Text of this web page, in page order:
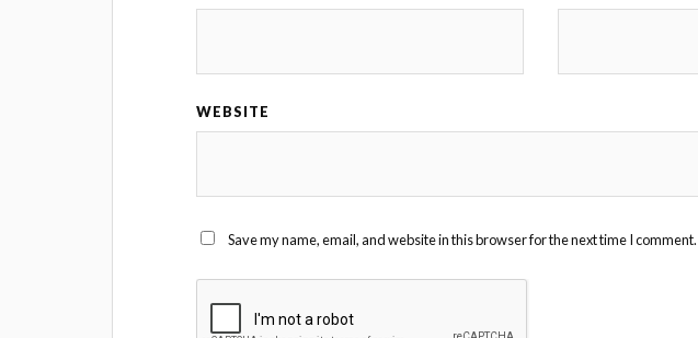
WEBSITE
Save my name, email, and website in this browser for the next time I comment.